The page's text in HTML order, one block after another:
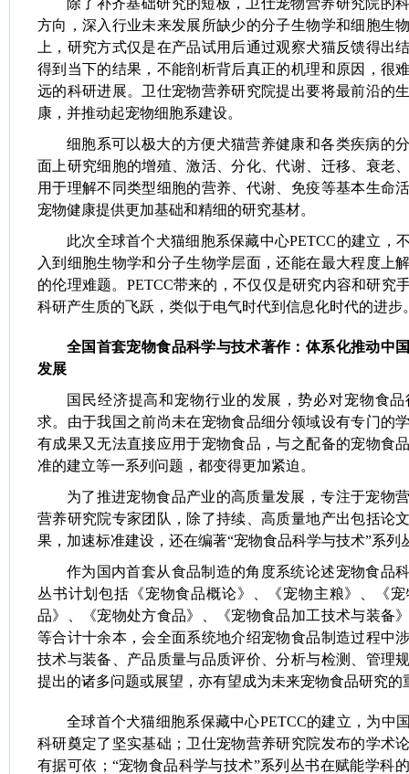
除了补齐基础研究的短板，卫仕宠物营养研究院的
方向，深入行业未来发展所缺少的分子生物学和细胞生
上，研究方式仅是在产品试用后通过观察犬猫反馈得出
得到当下的结果，不能剖析背后真正的机理和原因，很
远的科研进展。卫仕宠物营养研究院提出要将最前沿的
康，并推动起宠物细胞系建设。
细胞系可以极大的方便犬猫营养健康和各类疾病的
面上研究细胞的增殖、激活、分化、代谢、迁移、衰老
用于理解不同类型细胞的营养、代谢、免疫等基本生命
宠物健康提供更加基础和精细的研究基材。
此次全球首个犬猫细胞系保藏中心PETCC的建立，
入到细胞生物学和分子生物学层面，还能在最大程度上
的伦理难题。PETCC带来的，不仅仅是研究内容和研究
科研产生质的飞跃，类似于电气时代到信息化时代的进步
全国首套宠物食品科学与技术著作：体系化推动中
发展
国民经济提高和宠物行业的发展，势必对宠物食
求。由于我国之前尚未在宠物食品细分领域设有专门的
有成果又无法直接应用于宠物食品，与之配备的宠物食
准的建立等一系列问题，都变得更加紧迫。
为了推进宠物食品产业的高质量发展，专注于宠物
营养研究院专家团队，除了持续、高质量地产出包括论
果，加速标准建设，还在编著“宠物食品科学与技术”系列
作为国内首套从食品制造的角度系统论述宠物食品
丛书计划包括《宠物食品概论》、《宠物主粮》、《
品》、《宠物处方食品》、《宠物食品加工技术与装备
等合计十余本，会全面系统地介绍宠物食品制造过程中
技术与装备、产品质量与品质评价、分析与检测、管理
提出的诸多问题或展望，亦有望成为未来宠物食品研究的
全球首个犬猫细胞系保藏中心PETCC的建立，为中
科研奠定了坚实基础；卫仕宠物营养研究院发布的学术
有据可依；“宠物食品科学与技术”系列丛书在赋能学科